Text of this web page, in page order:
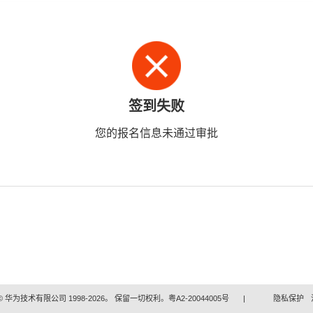
签到失败
您的报名信息未通过审批
华为技术有限公司 1998-2026。 保留一切权利。粤A2-20044005号 | 隐私保护